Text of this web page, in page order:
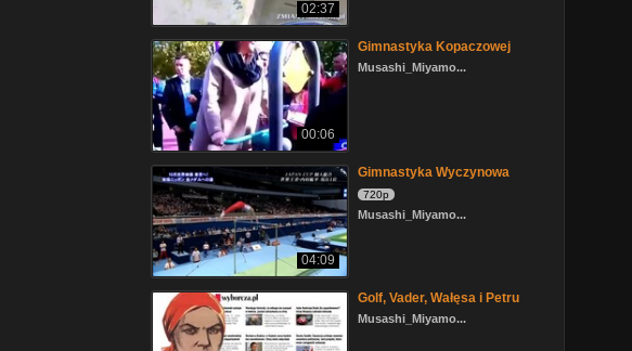
02:37
00:06
Gimnastyka Kopaczowej
Musashi_Miyamo...
04:09
Gimnastyka Wyczynowa
720p
Musashi_Miyamo...
Golf, Vader, Wałęsa i Petru
Musashi_Miyamo...